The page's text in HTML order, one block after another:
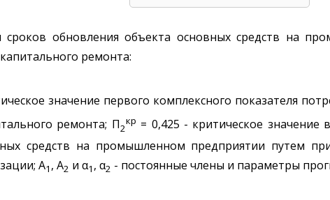
сроков обновления объекта основных средств на
ремонта:
значение первого комплексного показателя
ремонта; П2
кр = 0,425 - критическое значение
средств на промышленном предприятии путем
A1 , A2 и α1 , α2 - постоянные члены и параметры